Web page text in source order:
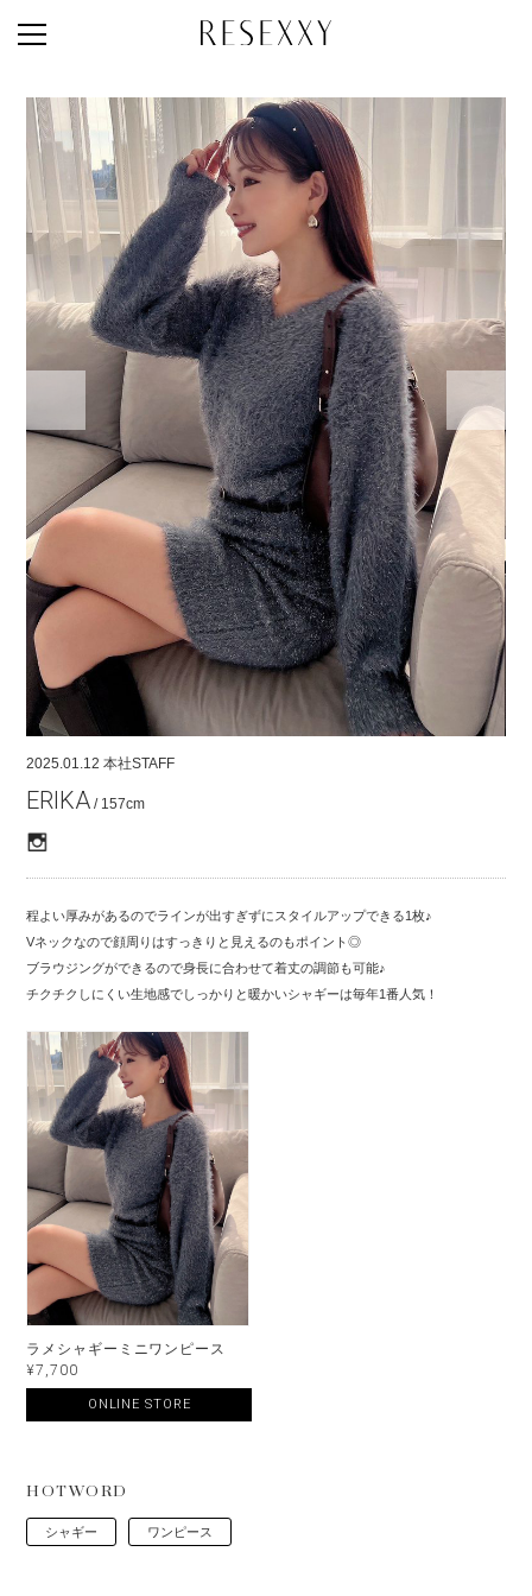
STAFF STYLE
2025.01.12 本社STAFF
ERIKA / 157cm
程よい厚みがあるのでラインが出すぎずにスタイルアップできる1枚♪
Vネックなので顔周りはすっきりと見えるのもポイント◎
ブラウジングができるので身長に合わせて着丈の調節も可能♪
チクチクしにくい生地感でしっかりと暖かいシャギーは毎年1番人気！
ラメシャギーミニワンピース
¥7,700
ONLINE STORE
HOTWORD
シャギー ワンピース
NEWS
MAGAZINE
LOOK BOOK
NEW ARRIVAL
RANKING
STYLE PHOTO
SHOP LIST
CONCEPT
ONLINE STORE
COMPANY
CONTACT
RECRUIT
FOR BUSINESS PARTNER